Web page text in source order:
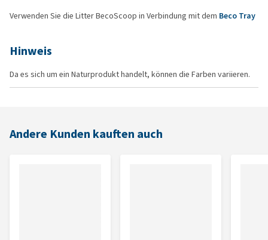
Verwenden Sie die Litter BecoScoop in Verbindung mit dem Beco Tray
Hinweis
Da es sich um ein Naturprodukt handelt, können die Farben variieren.
Andere Kunden kauften auch